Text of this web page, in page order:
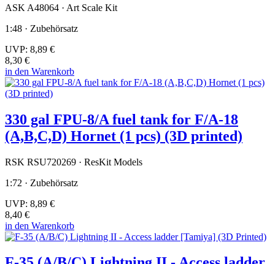
ASK A48064 · Art Scale Kit
1:48 · Zubehörsatz
UVP: 8,89 €
8,30 €
in den Warenkorb
330 gal FPU-8/A fuel tank for F/A-18
(A,B,C,D) Hornet (1 pcs) (3D printed)
RSK RSU720269 · ResKit Models
1:72 · Zubehörsatz
UVP: 8,89 €
8,40 €
in den Warenkorb